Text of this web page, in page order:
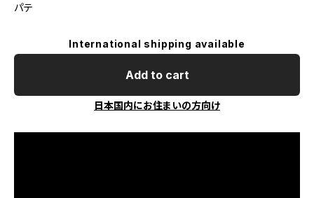
パテ
International shipping available
Add to cart
日本国内にお住まいの方向け